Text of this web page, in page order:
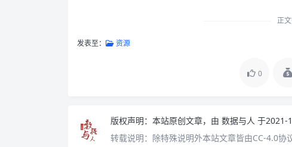
正
发表至： 资源
0
版权声明： 本站原创文章，由 数据与人 于2021-
转载说明： 除特殊说明外本站文章皆由CC-4.0协